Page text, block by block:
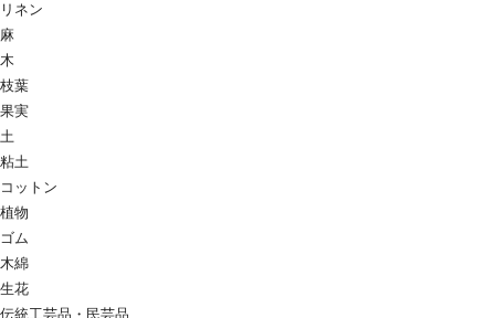
リネン
麻
木
枝葉
果実
土
粘土
コットン
植物
ゴム
木綿
生花
伝統工芸品・民芸品